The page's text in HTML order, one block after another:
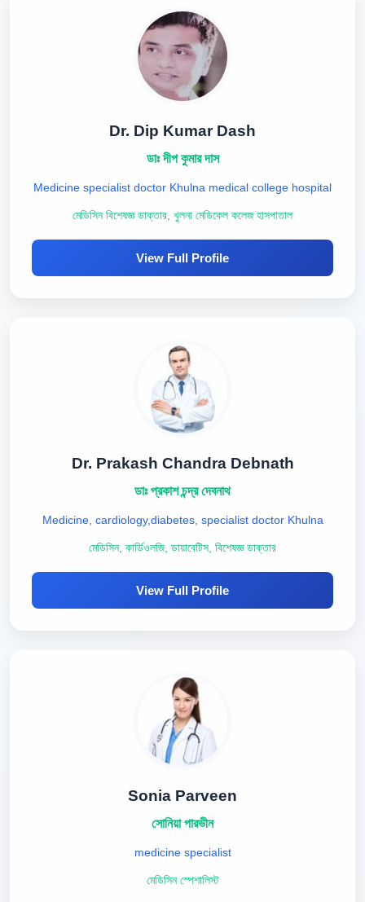
Dr. Dip Kumar Dash
ডাঃ দীপ কুমার দাস
Medicine specialist doctor Khulna medical college hospital
মেডিসিন বিশেষজ্ঞ ডাক্তার, খুলনা মেডিকেল কলেজ হাসপাতাল
View Full Profile
Dr. Prakash Chandra Debnath
ডাঃ প্রকাশ চন্দ্র দেবনাথ
Medicine, cardiology,diabetes, specialist doctor Khulna
মেডিসিন, কার্ডিওলজি, ডায়াবেটিস, বিশেষজ্ঞ ডাক্তার
View Full Profile
Sonia Parveen
সোনিয়া পারভীন
medicine specialist
মেডিসিন স্পেশালিস্ট